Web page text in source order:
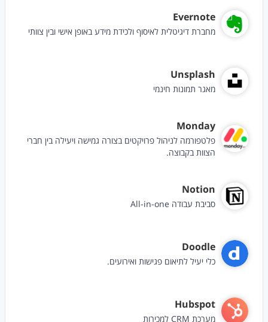
Evernote
מחברת דיגיטלית לאיסוף ולכידת מידע באופן אישי ובין צוותי
Unsplash
מאגר תמונות חינמי
Monday
פלטפורמה לניהול פרויקטים בצורה גמישה ויעילה בין חברי
הצוות בקבוצה.
Notion
סביבת עבודה All-in-one
Doodle
כלי יעיל לתיאום פגישות ואירועים.
Hubspot
מערכת CRM למכירות